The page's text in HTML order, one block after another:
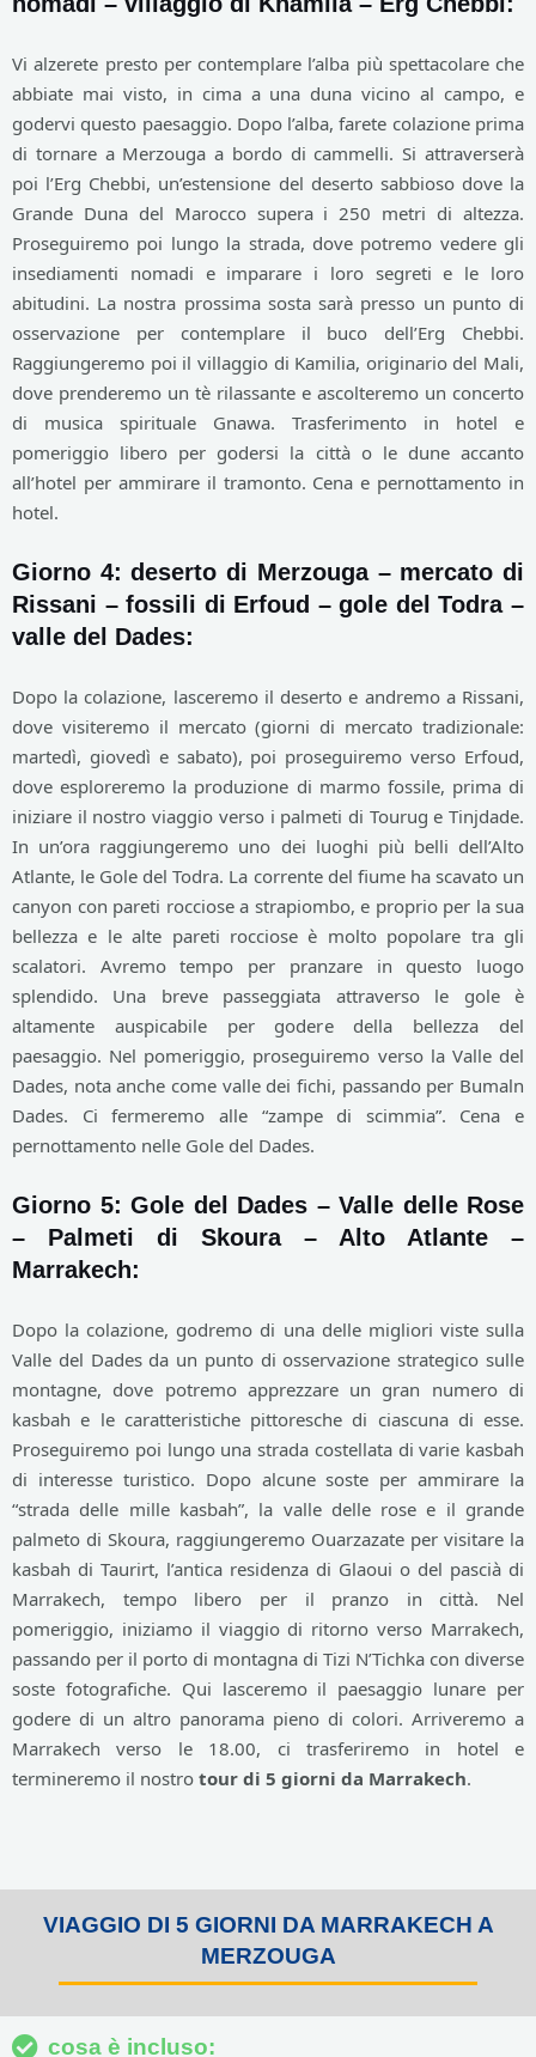
Vi alzerete presto per contemplare l’alba più spettacolare che
abbiate mai visto, in cima a una duna vicino al campo, e
godervi questo paesaggio. Dopo l’alba, farete colazione prima
di tornare a Merzouga a bordo di cammelli. Si attraverserà
poi l’Erg Chebbi, un’estensione del deserto sabbioso dove la
Grande Duna del Marocco supera i 250 metri di altezza.
Proseguiremo poi lungo la strada, dove potremo vedere gli
insediamenti nomadi e imparare i loro segreti e le loro
abitudini. La nostra prossima sosta sarà presso un punto di
osservazione per contemplare il buco dell’Erg Chebbi.
Raggiungeremo poi il villaggio di Kamilia, originario del Mali,
dove prenderemo un tè rilassante e ascolteremo un concerto
di musica spirituale Gnawa. Trasferimento in hotel e
pomeriggio libero per godersi la città o le dune accanto
all’hotel per ammirare il tramonto. Cena e pernottamento in
hotel.
Giorno 4: deserto di Merzouga – mercato di
Rissani – fossili di Erfoud – gole del Todra –
valle del Dades:
Dopo la colazione, lasceremo il deserto e andremo a Rissani,
dove visiteremo il mercato (giorni di mercato tradizionale:
martedì, giovedì e sabato), poi proseguiremo verso Erfoud,
dove esploreremo la produzione di marmo fossile, prima di
iniziare il nostro viaggio verso i palmeti di Tourug e Tinjdade.
In un’ora raggiungeremo uno dei luoghi più belli dell’Alto
Atlante, le Gole del Todra. La corrente del fiume ha scavato un
canyon con pareti rocciose a strapiombo, e proprio per la sua
bellezza e le alte pareti rocciose è molto popolare tra gli
scalatori. Avremo tempo per pranzare in questo luogo
splendido. Una breve passeggiata attraverso le gole è
altamente auspicabile per godere della bellezza del
paesaggio. Nel pomeriggio, proseguiremo verso la Valle del
Dades, nota anche come valle dei fichi, passando per Bumaln
Dades. Ci fermeremo alle “zampe di scimmia”. Cena e
pernottamento nelle Gole del Dades.
Giorno 5: Gole del Dades – Valle delle Rose
– Palmeti di Skoura – Alto Atlante –
Marrakech:
Dopo la colazione, godremo di una delle migliori viste sulla
Valle del Dades da un punto di osservazione strategico sulle
montagne, dove potremo apprezzare un gran numero di
kasbah e le caratteristiche pittoresche di ciascuna di esse.
Proseguiremo poi lungo una strada costellata di varie kasbah
di interesse turistico. Dopo alcune soste per ammirare la
“strada delle mille kasbah”, la valle delle rose e il grande
palmeto di Skoura, raggiungeremo Ouarzazate per visitare la
kasbah di Taurirt, l’antica residenza di Glaoui o del pascià di
Marrakech, tempo libero per il pranzo in città. Nel
pomeriggio, iniziamo il viaggio di ritorno verso Marrakech,
passando per il porto di montagna di Tizi N’Tichka con diverse
soste fotografiche. Qui lasceremo il paesaggio lunare per
godere di un altro panorama pieno di colori. Arriveremo a
Marrakech verso le 18.00, ci trasferiremo in hotel e
termineremo il nostro tour di 5 giorni da Marrakech.
VIAGGIO DI 5 GIORNI DA MARRAKECH A
MERZOUGA
cosa è incluso: